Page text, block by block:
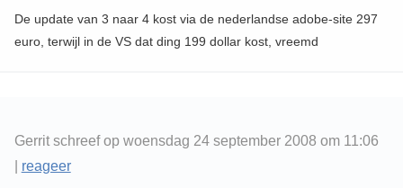
De update van 3 naar 4 kost via de nederlandse adobe-site 297
euro, terwijl in de VS dat ding 199 dollar kost, vreemd
Gerrit schreef op woensdag 24 september 2008 om 11:06
reageer